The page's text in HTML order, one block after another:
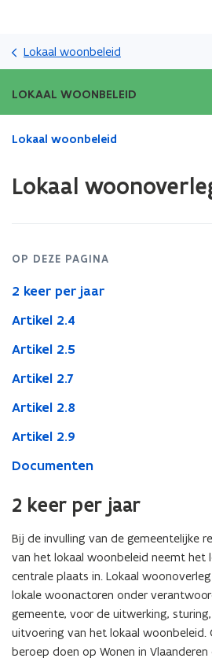
Lokaal woonbeleid
LOKAAL WOONBELEID
Gedaan
Lokaal
Lokaal woonbeleid
Lokaal
OP DEZE PAGINA
2 keer per jaar
Artikel 2.4
Artikel 2.5
Artikel 2.7
Artikel 2.8
Artikel 2.9
Documenten
2 keer per jaar
Bij de invulling van de gemeentelijke
van het lokaal woonbeleid neemt het
centrale plaats in. Lokaal
lokale woonactoren onder
gemeente, voor de uitwerking,
uitvoering van het lokaal woonbeleid.
beroep doen op Wonen in